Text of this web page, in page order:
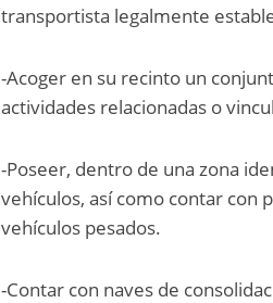
transportista legalmente
-Acoger en su recinto un
actividades relacionadas o
-Poseer, dentro de una zona
vehículos, así como contar con
vehículos pesados.
-Contar con naves de